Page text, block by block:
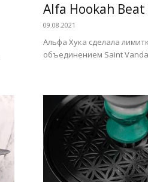
Alfa Hookah
09.08.2021
Альфа Хука сделала
объединением Saint